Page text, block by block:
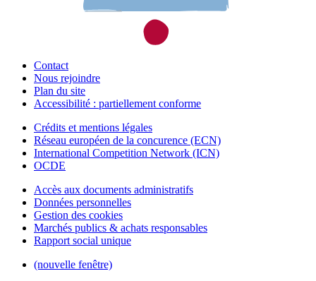
Contact
Nous rejoindre
Plan du site
Accessibilité : partiellement conforme
Crédits et mentions légales
Réseau européen de la concurence (ECN)
International Competition Network (ICN)
OCDE
Accès aux documents administratifs
Données personnelles
Gestion des cookies
Marchés publics & achats responsables
Rapport social unique
(nouvelle fenêtre)